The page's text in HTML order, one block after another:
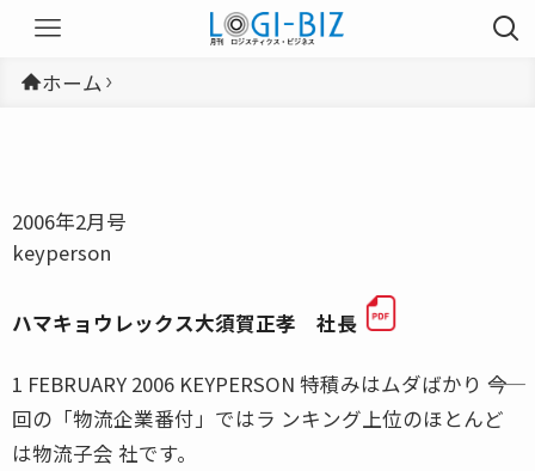
ホーム
2006年2月号
keyperson
ハマキョウレックス大須賀正孝 社長
1 FEBRUARY 2006 KEYPERSON 特積みはムダばかり ――今
回の「物流企業番付」ではラ ンキング上位のほとんど
は物流子会 社です。